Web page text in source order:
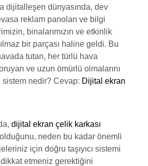
dijitalleşen dünyasında, dev
reklam panoları ve bilgi
binalarımızın ve etkinlik
bir parçası haline geldi. Bu
tutan, her türlü hava
ve uzun ömürlü olmalarını
sistem nedir? Cevap: Dijital ekran
dijital ekran çelik karkası
neden bu kadar önemli
için doğru taşıyıcı sistemi
etmeniz gerektiğini